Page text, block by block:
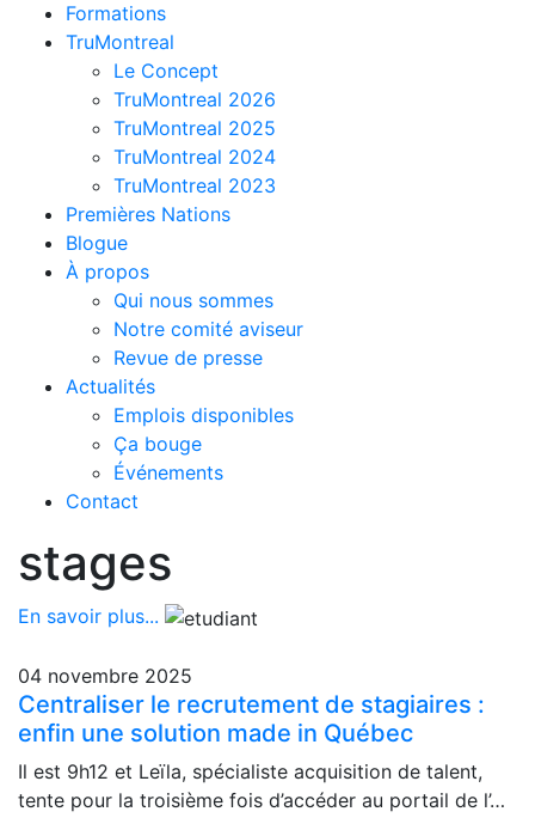
Formations
TruMontreal
Le Concept
TruMontreal 2026
TruMontreal 2025
TruMontreal 2024
TruMontreal 2023
Premières Nations
Blogue
À propos
Qui nous sommes
Notre comité aviseur
Revue de presse
Actualités
Emplois disponibles
Ça bouge
Événements
Contact
stages
En savoir plus...
04 novembre 2025
Centraliser le recrutement de stagiaires :
enfin une solution made in Québec
Il est 9h12 et Leïla, spécialiste acquisition de talent,
tente pour la troisième fois d’accéder au portail de l’…